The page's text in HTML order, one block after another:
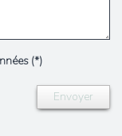
(*)
Envoyer